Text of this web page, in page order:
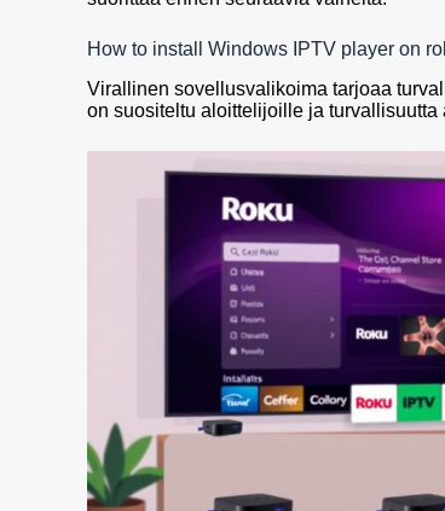
How to install Windows IPTV player on
Virallinen sovellusvalikoima tarjoaa
on suositeltu aloittelijoille ja turvallisuutta